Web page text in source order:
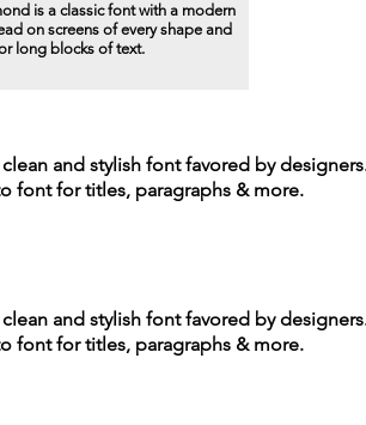
is a classic font with a modern
on screens of every shape and
long blocks of text.
and stylish font favored by
font for titles, paragraphs & more.
and stylish font favored by
font for titles, paragraphs & more.